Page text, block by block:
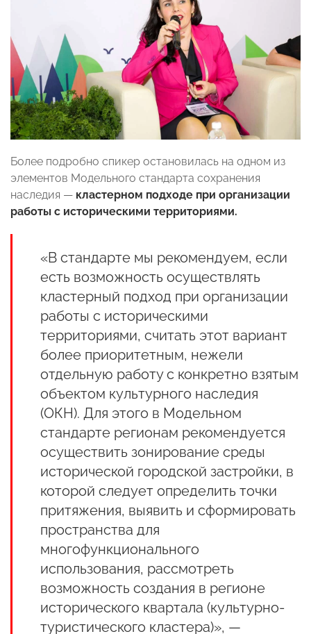
Более подробно спикер остановилась на одном из
элементов Модельного стандарта сохранения
наследия — кластерном подходе при организации
работы с историческими территориями.
«В стандарте мы рекомендуем, если
есть возможность осуществлять
кластерный подход при организации
работы с историческими
территориями, считать этот вариант
более приоритетным, нежели
отдельную работу с конкретно взятым
объектом культурного наследия
(ОКН). Для этого в Модельном
стандарте регионам рекомендуется
осуществить зонирование среды
исторической городской застройки, в
которой следует определить точки
притяжения, выявить и сформировать
пространства для
многофункционального
использования, рассмотреть
возможность создания в регионе
исторического квартала (культурно-
туристического кластера)», —